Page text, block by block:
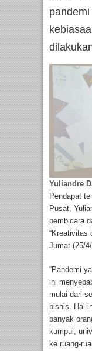
Yuliandre
Pendapat
Pusat,
pembicara
“Kreativitas
Jumat (25/
“Pandemi
ini
mulai dari
bisnis. Hal
banyak
kumpul,
ke ruang-